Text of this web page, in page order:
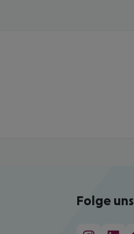
Folge uns